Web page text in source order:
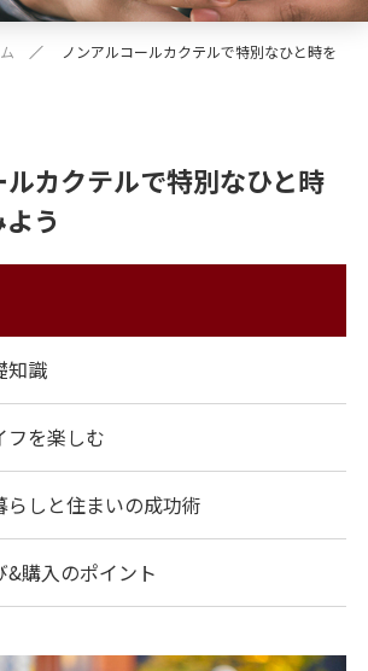
ノンアルコールカクテルで特別なひと時を
カクテルで特別なひと時
う
知識
フを楽しむ
らしと住まいの成功術
&購入のポイント